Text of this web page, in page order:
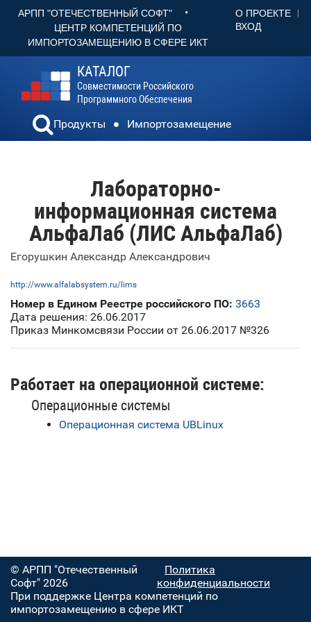
АРПП "ОТЕЧЕСТВЕННЫЙ СОФТ" •
ЦЕНТР КОМПЕТЕНЦИЙ ПО
ИМПОРТОЗАМЕЩЕНИЮ В СФЕРЕ ИКТ
О ПРОЕКТЕ
ВХОД
КАТАЛОГ
Совместимости Российского
Программного Обеспечения
Продукты Импортозамещение
Лабораторно-
информационная система
АльфаЛаб (ЛИС АльфаЛаб)
Егорушкин Александр Александрович
http://www.alfalabsystem.ru/lims
Номер в Едином Реестре российского ПО: 3663
Дата решения: 26.06.2017
Приказ Минкомсвязи России от 26.06.2017 №326
Работает на операционной системе:
Операционные системы
Операционная система UBLinux
© АРПП "Отечественный
Софт" 2026
Политика
конфиденциальности
При поддержке Центра компетенций по
импортозамещению в сфере ИКТ